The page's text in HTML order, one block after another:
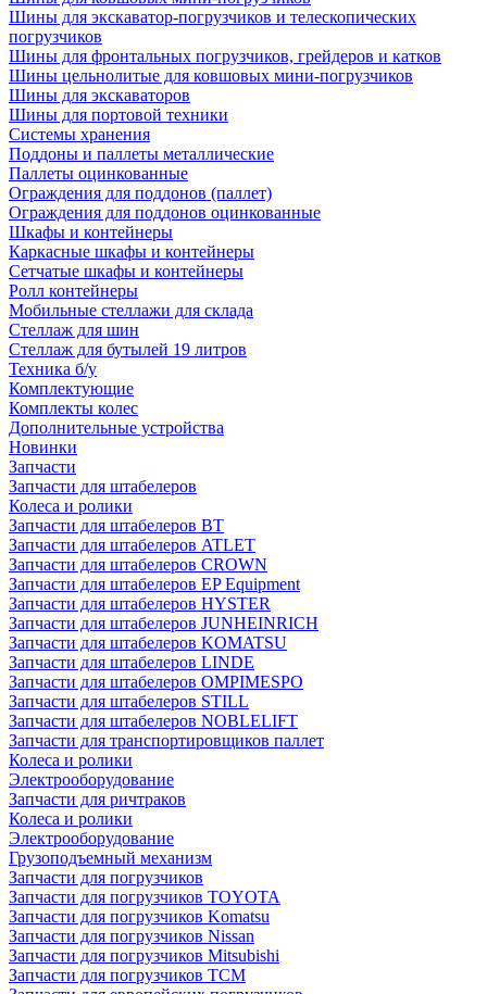
Шины для экскаватор-погрузчиков и телескопических
погрузчиков
Шины для фронтальных погрузчиков, грейдеров и катков
Шины цельнолитые для ковшовых мини-погрузчиков
Шины для экскаваторов
Шины для портовой техники
Системы хранения
Поддоны и паллеты металлические
Паллеты оцинкованные
Ограждения для поддонов (паллет)
Ограждения для поддонов оцинкованные
Шкафы и контейнеры
Каркасные шкафы и контейнеры
Сетчатые шкафы и контейнеры
Ролл контейнеры
Мобильные стеллажи для склада
Стеллаж для шин
Стеллаж для бутылей 19 литров
Техника б/у
Комплектующие
Комплекты колес
Дополнительные устройства
Новинки
Запчасти
Запчасти для штабелеров
Колеса и ролики
Запчасти для штабелеров BT
Запчасти для штабелеров ATLET
Запчасти для штабелеров CROWN
Запчасти для штабелеров EP Equipment
Запчасти для штабелеров HYSTER
Запчасти для штабелеров JUNHEINRICH
Запчасти для штабелеров KOMATSU
Запчасти для штабелеров LINDE
Запчасти для штабелеров OMPIMESPO
Запчасти для штабелеров STILL
Запчасти для штабелеров NOBLELIFT
Запчасти для транспортировщиков паллет
Колеса и ролики
Электрооборудование
Запчасти для ричтраков
Колеса и ролики
Электрооборудование
Грузоподъемный механизм
Запчасти для погрузчиков
Запчасти для погрузчиков TOYOTA
Запчасти для погрузчиков Komatsu
Запчасти для погрузчиков Nissan
Запчасти для погрузчиков Mitsubishi
Запчасти для погрузчиков TCM